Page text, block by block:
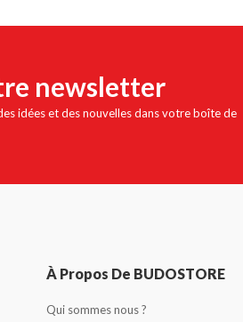
newsletter
idées et des nouvelles dans votre boîte de
À Propos De BUDOSTORE
Qui sommes nous ?